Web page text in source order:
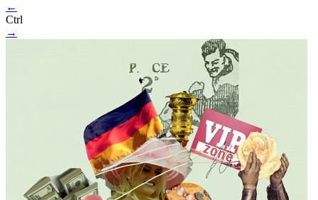
←
Ctrl
→